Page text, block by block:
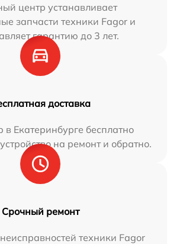
центр устанавливает
запчасти техники Fagor и
гарантию до 3 лет.
доставка
Екатеринбурге бесплатно
на ремонт и обратно.
Срочный ремонт
техники Fagor